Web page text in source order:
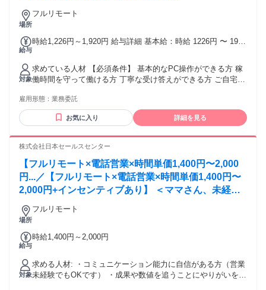
場所
フルリモート
給与
時給1,226円～1,920円 給与詳細 基本給：時給 1226円 〜 1920
アポイントインセンティブあり 1件あたり500～2200円を支
給！ インセンティブを含めると 1時間あたり平均1300円を
GET！ トップオペレーターだと 1時間あたり3000円近いです
♫ ✨また、経験・スキルに応じては SV（育成担当）への昇格
対象
求めている人材 【必須条件】 基本的なPC操作ができる方 稼
働時間を守って働ける方 丁寧な受け答えができる方 ご自宅に
働を想定 【ひとつでも当てはまれば歓迎】 ✋電話発信（架
電）や テレアポの経験がある方 ✋BtoB営業の経験がある方 ✋
明るくハキハキと会話ができる方 ༶ ༶ ༶ ༶ ༶ ༶ ༶ ༶ ༶ ༶ ༶ ༶ ༶
歓迎 ✅主婦・主夫歓迎 ✅副業・WワークOK ✅ブランクOK ✅
既卒歓迎／第二新卒歓迎 ✅転職回数不問 ✅フルリモート（完
全在宅） ✅在宅OK／住宅勤務（リモートワーク）OK ✨長期
歓迎 ✨職種変更なし ✨高定着率！働きやすさ抜群のお仕事！
⸜⸜ さらにこちらもPOINT ⸝⸝ ✱急募！即日勤務OK ✱大量募集
／大型募集 ✱中途入社50％以上 ✱面接1回 ✱リモート面接Ok
雇用形態： 業務委託
お気に入り 詳細を見る
株式会社日本セールスセンター
【フルリモート×電話営業×時間単価1,400円〜2,000
円...／【フルリモート×電話営業×時間単価1,400円〜
2,000円+インセンティブあり】 ＜ママさん、未経験
活躍中＞ 完全在宅の電話営業で家庭と仕事の両立を
実現
場所
フルリモート
給与
時給1,400円～2,000円
対象
求める人材: ・コミュニケーション能力に自信がある方（営業
未経験でもOKです） ・成果や数値を追うことにやりがいを感